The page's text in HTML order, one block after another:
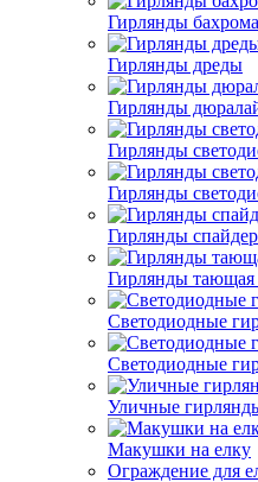
Гирлянды бахрома
Гирлянды дреды
Гирлянды
Гирлянды
Гирлянды
Гирлянды
Гирлянды тающая
Светодиодные
Светодиодные
Уличные
Макушки на елку
Ограждение для